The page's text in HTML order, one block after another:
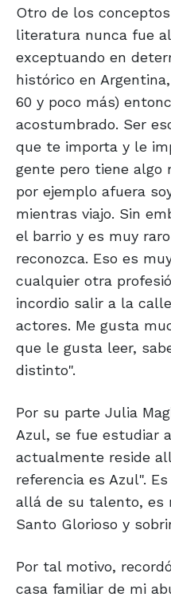
Otro de los
literatura nunca fue
exceptuando en
histórico en
60 y poco más)
acostumbrado. Ser
que te importa y le
gente pero tiene algo
por ejemplo afuera
mientras viajo. Sin
el barrio y es muy
reconozca. Eso es
cualquier otra
incordio salir a la
actores. Me gusta
que le gusta leer,
distinto".
Por su parte Julia
Azul, se fue estudiar
actualmente reside
referencia es Azul".
allá de su talento, es
Santo Glorioso y
Por tal motivo,
casa familiar de mi